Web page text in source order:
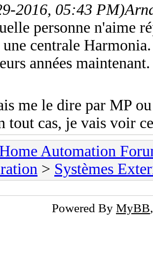
2016, 05:43 PM)
personne n'aime
une centrale
années maintenant.
me le dire par MP
tout cas, je vais voir
Automation
> Systèmes
Powered By MyBB